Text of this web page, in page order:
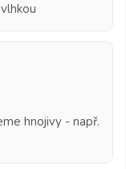
hnojivy - např.